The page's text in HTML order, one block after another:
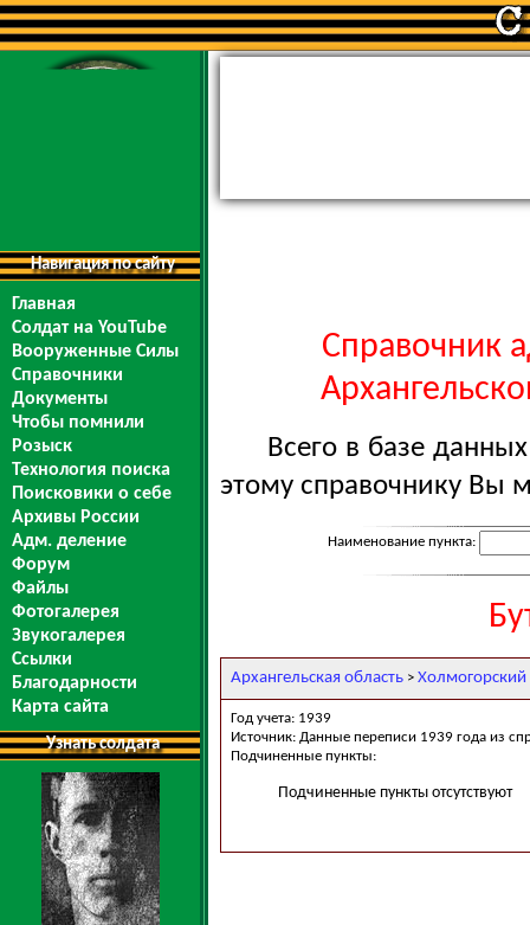
Навигация по сайту
Главная
Солдат на YouTube
Вооруженные Силы
Справочники
Документы
Чтобы помнили
Розыск
Технология поиска
Поисковики о себе
Архивы России
Адм. деление
Форум
Файлы
Фотогалерея
Звукогалерея
Ссылки
Благодарности
Карта сайта
Узнать солдата
Справочник
Всего в базе
этому справочнику Вы
Наименование пункта:
Архангельская область > Холмогорский
Год учета: 1939
Источник: Данные переписи 1939 года из
Подчиненные пункты:
Подчиненные пункты отсутствуют